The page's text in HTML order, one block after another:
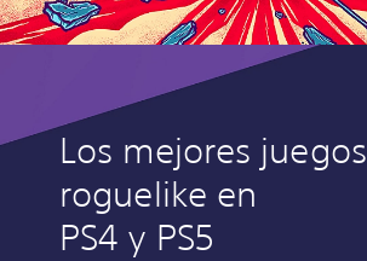
Los mejores juegos
roguelike en
PS4 y PS5